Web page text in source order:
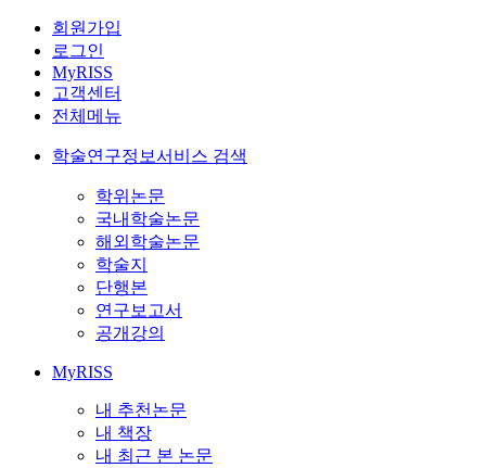
회원가입
로그인
MyRISS
고객센터
전체메뉴
학술연구정보서비스 검색
학위논문
국내학술논문
해외학술논문
학술지
단행본
연구보고서
공개강의
MyRISS
내 추천논문
내 책장
내 최근 본 논문